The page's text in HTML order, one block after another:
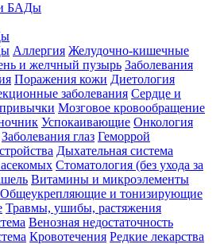
и БАДы
Аллергия Желудочно-кишечные
и желчный пузырь Заболевания
Поражения кожи Диетология
заболевания Сердце и
Мозговое кровообращение
Успокаивающие Онкология
Заболевания глаз Геморрой
Дыхательная система
Стоматология (без ухода за
Витамины и микроэлементы
Общеукрепляющие и тонизирующие
Травмы, ушибы, растяжения
Венозная недостаточность
Кровотечения Редкие лекарства